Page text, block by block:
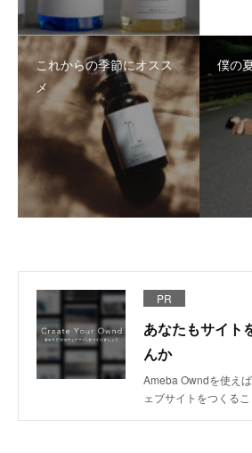
これからの季節にオスス
メ
僕の
PR
あなたもサイト
んか
Ameba Owndを使え
ェブサイトをつくるこ